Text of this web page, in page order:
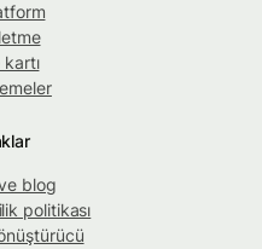
blog
politikası